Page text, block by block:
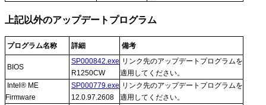
上記以外のアップデートプログラム
プログラム名称 詳細 備考
BIOS
SP000842.exe
R1250CW
リンク先のアップデートプログラムを
適用してください。
Intel® ME
Firmware
SP000779.exe
12.0.97.2608
リンク先のアップデートプログラムを
適用してください。